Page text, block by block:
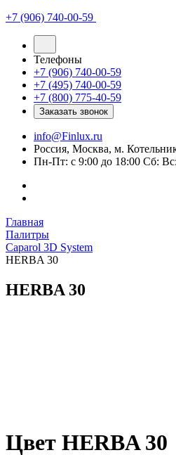
+7 (906) 740-00-59
Телефоны
+7 (906) 740-00-59
+7 (495) 740-00-59
+7 (800) 775-40-59
Заказать звонок
info@Finlux.ru
Россия, Москва, м.
Пн-Пт: с 9:00 до 18:00 Сб:
Главная
Палитры
Caparol 3D System
HERBA 30
HERBA 30
Цвет HERBA 30